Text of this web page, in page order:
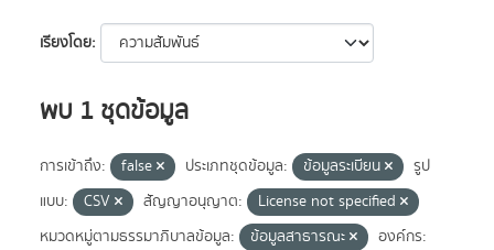
เรียงโดย
พบ 1 ชุดข้อมูล
การเข้าถึง: false ประเภทชุดข้อมูล: ข้อมูลระเบียน
รูป
แบบ:
CSV สัญญาอนุญาต:
License not specified
หมวดหมู่ตามธรรมาภิบาลข้อมูล:
ข้อมูลสาธารณะ
องค์กร: